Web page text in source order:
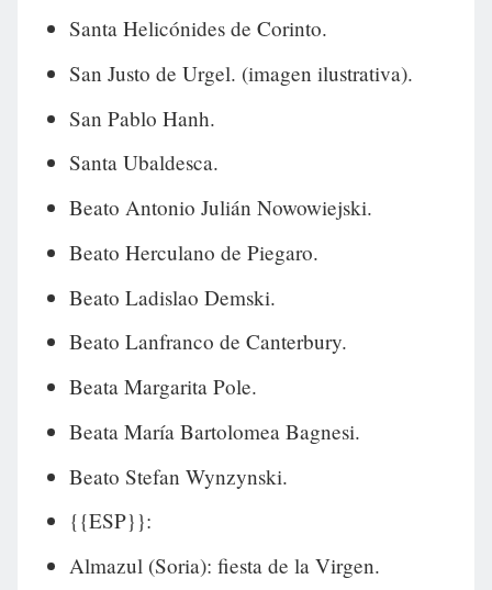
Santa Helicónides de Corinto.
San Justo de Urgel. (imagen ilustrativa).
San Pablo Hanh.
Santa Ubaldesca.
Beato Antonio Julián Nowowiejski.
Beato Herculano de Piegaro.
Beato Ladislao Demski.
Beato Lanfranco de Canterbury.
Beata Margarita Pole.
Beata María Bartolomea Bagnesi.
Beato Stefan Wynzynski.
{{ESP}}:
Almazul (Soria): fiesta de la Virgen.